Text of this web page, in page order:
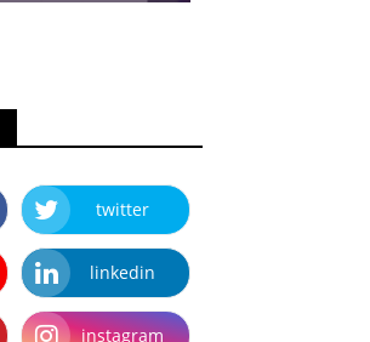
twitter
linkedin
instagram